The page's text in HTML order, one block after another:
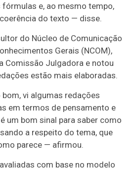
e, ao mesmo tempo,
do texto — disse.
do Núcleo de Comunicação
Gerais (NCOM),
Comissão Julgadora e notou
estão mais elaboradas.
vi algumas redações
em termos de pensamento e
um bom sinal para saber como
a respeito do tema, que
parece — afirmou.
com base no modelo